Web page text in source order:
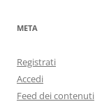
META
Registrati
Accedi
Feed dei contenuti